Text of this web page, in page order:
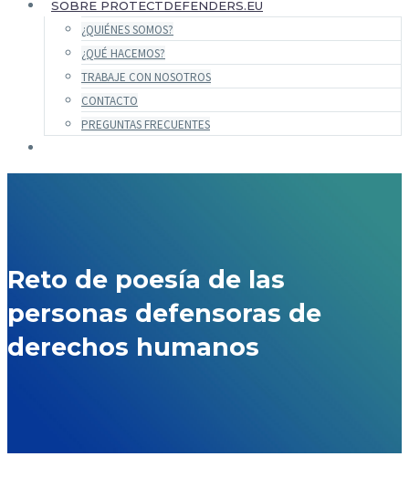
SOBRE PROTECTDEFENDERS.EU
¿QUIÉNES SOMOS?
¿QUÉ HACEMOS?
TRABAJE CON NOSOTROS
CONTACTO
PREGUNTAS FRECUENTES
Reto de poesía de las
personas defensoras de
derechos humanos